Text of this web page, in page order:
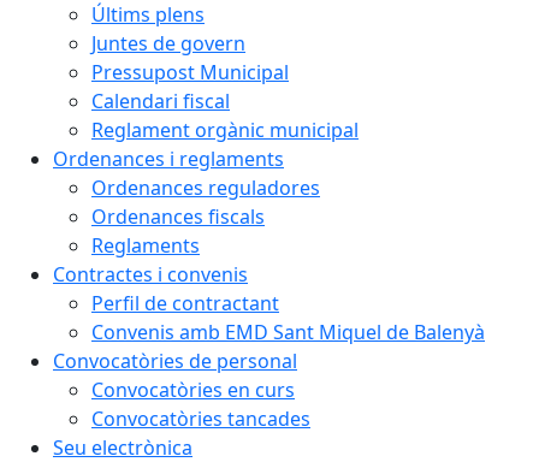
Últims plens
Juntes de govern
Pressupost Municipal
Calendari fiscal
Reglament orgànic municipal
Ordenances i reglaments
Ordenances reguladores
Ordenances fiscals
Reglaments
Contractes i convenis
Perfil de contractant
Convenis amb EMD Sant Miquel de Balenyà
Convocatòries de personal
Convocatòries en curs
Convocatòries tancades
Seu electrònica